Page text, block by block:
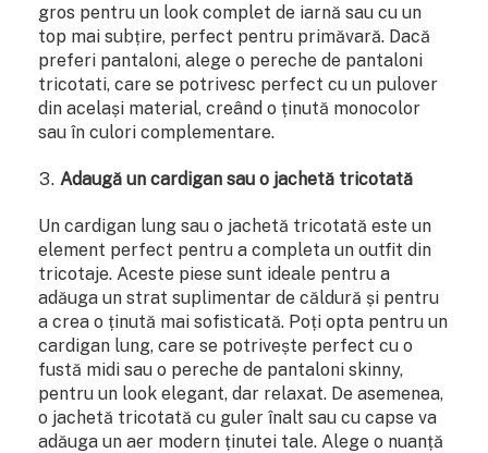
gros pentru un look complet de iarnă sau cu un
top mai subțire, perfect pentru primăvară. Dacă
preferi pantaloni, alege o pereche de pantaloni
tricotati, care se potrivesc perfect cu un pulover
din același material, creând o ținută monocolor
sau în culori complementare.
Adaugă un cardigan sau o jachetă tricotată
Un cardigan lung sau o jachetă tricotată este un
element perfect pentru a completa un outfit din
tricotaje. Aceste piese sunt ideale pentru a
adăuga un strat suplimentar de căldură și pentru
a crea o ținută mai sofisticată. Poți opta pentru un
cardigan lung, care se potrivește perfect cu o
fustă midi sau o pereche de pantaloni skinny,
pentru un look elegant, dar relaxat. De asemenea,
o jachetă tricotată cu guler înalt sau cu capse va
adăuga un aer modern ținutei tale. Alege o nuanță